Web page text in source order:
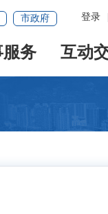
登录
市政府
服务 互动